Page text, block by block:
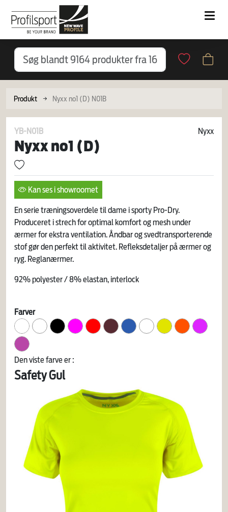
Produkt Nyxx no1 (D) N01B
YB-N01B Nyxx
Nyxx no1 (D)
Kan ses i showroomet
En serie træningsoverdele til dame i sporty Pro-Dry.
Produceret i strech for optimal komfort og mesh under
ærmer for ekstra ventilation. Åndbar og svedtransporterende
stof gør den perfekt til aktivitet. Refleksdetaljer på ærmer og
ryg. Reglanærmer.
92% polyester / 8% elastan, interlock
Farver
Den viste farve er :
Safety Gul